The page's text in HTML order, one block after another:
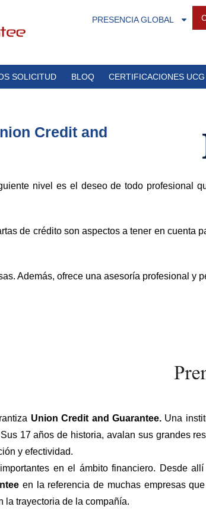
PRESENCIA GLOBAL
SOLICITUD BLOQ CERTIFICACIONES UCG
Credit and
nivel es el deseo de todo profesional
de crédito son aspectos a tener en cuenta
Además, ofrece una asesoría profesional y
Union Credit and Guarantee. Una
17 años de historia, avalan sus grandes
y efectividad.
en el ámbito financiero. Desde
en la referencia de muchas empresas
la trayectoria de la compañía.